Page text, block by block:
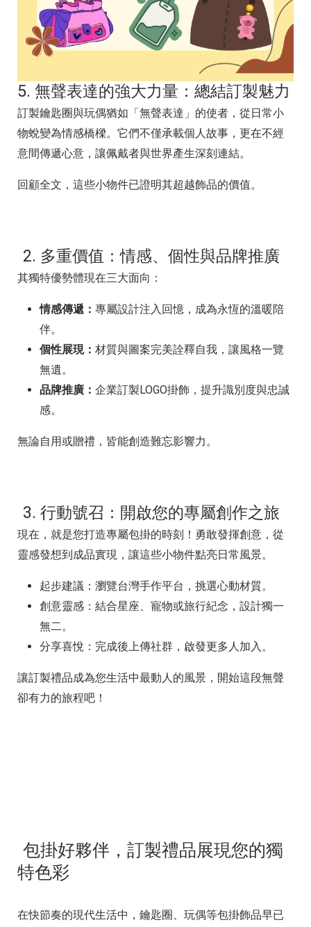
5. 無聲表達的強大力量：總結訂製魅力
訂製鑰匙圈與玩偶猶如「無聲表達」的使者，從日常小
物蛻變為情感橋樑。它們不僅承載個人故事，更在不經
意間傳遞心意，讓佩戴者與世界產生深刻連結。
回顧全文，這些小物件已證明其超越飾品的價值。
2. 多重價值：情感、個性與品牌推廣
其獨特優勢體現在三大面向：
情感傳遞： 專屬設計注入回憶，成為永恆的溫暖陪
伴。
個性展現： 材質與圖案完美詮釋自我，讓風格一覽
無遺。
品牌推廣： 企業訂製LOGO掛飾，提升識別度與忠誠
感。
無論自用或贈禮，皆能創造難忘影響力。
3. 行動號召：開啟您的專屬創作之旅
現在，就是您打造專屬包掛的時刻！勇敢發揮創意，從
靈感發想到成品實現，讓這些小物件點亮日常風景。
起步建議：瀏覽台灣手作平台，挑選心動材質。
創意靈感：結合星座、寵物或旅行紀念，設計獨一
無二。
分享喜悅：完成後上傳社群，啟發更多人加入。
讓訂製禮品成為您生活中最動人的風景，開始這段無聲
卻有力的旅程吧！
包掛好夥伴，訂製禮品展現您的獨
特色彩
在快節奏的現代生活中，鑰匙圈、玩偶等包掛飾品早已